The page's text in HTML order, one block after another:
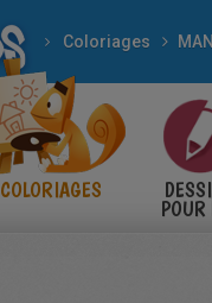
Coloriages
COLORIAGES
POUR